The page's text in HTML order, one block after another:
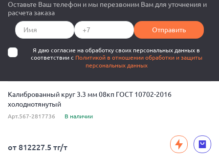
Оставьте Ваш телефон и мы перезвоним Вам для уточнения и
расчета заказа
Отправить
Я даю согласие на обработку своих персональных данных в
соответствии с Политикой в отношении обработки и защиты
персональных данных
Калиброванный круг 3.3 мм 08кп ГОСТ 10702-2016
холоднотянутый
Арт.567-2817736 В наличии
от 812227.5 тг/т